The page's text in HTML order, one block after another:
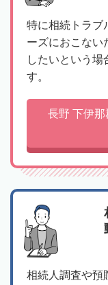
特に相続トラブ
ーズにおこない
したいという
す。
長野 下伊
相続人調査や預